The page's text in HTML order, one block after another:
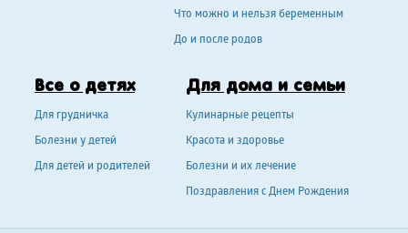
Что можно и нельзя беременным
До и после родов
Все о детях
Для грудничка
Болезни у детей
Для детей и родителей
Для дома и семьи
Кулинарные рецепты
Красота и здоровье
Болезни и их лечение
Поздравления с Днем Рождения